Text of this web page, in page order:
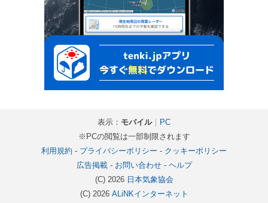
表示： モバイル｜ PC
※PCの閲覧は一部制限されます
利用規約 - プライバシーポリシー - クッキーポリシー
広告掲載- お問い合わせ- ヘルプ
(C) 2026 日本気象協会
(C) 2026 ALiNKインターネット